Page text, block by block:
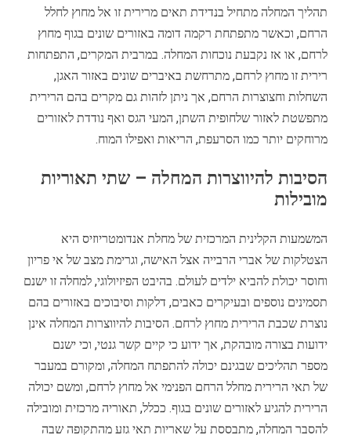
תהליך המחלה מתחיל בנדידת תאים מרירית זו אל מחוץ לחלל
הרחם, וכאשר מתפתחת רקמה דומה באזורים שונים בגוף מחוץ
לרחם, או אז נקבעת נוכחות המחלה. במרבית המקרים, התפתחות
רירית זו מחוץ לרחם, מתרחשת באיברים שונים באזור האגן,
השחלות וחצוצרות הרחם, אך ניתן לזהות גם מקרים בהם הרירית
מתפשטת לאזור שלחופית השתן, המעי הגס ואף נודדת לאזורים
מרוחקים יותר כמו הסרעפת, הריאות ואפילו המוח.
הסיבות להיווצרות המחלה – שתי תאוריות
מובילות
המשמעות הקלינית המרכזית של מחלת אנדומטריוזיס היא
הצטלקות של אברי הרבייה אצל האישה, וגרימת מצב של אי פריון
וחוסר יכולת להביא ילדים לעולם. בהיבט הפיזיולוגי, למחלה זו ישנם
תסמינים נוספים ובעיקרים כאבים, דלקות וסיבוכים באזורים בהם
נוצרת שכבת הרירית מחוץ לרחם. הסיבות להיווצרות המחלה אינן
ידועות בצורה מובהקת, אך ידוע כי קיים קשר גנטי, וכי ישנם
מספר תהליכים שבגינם יכולה להתפתח המחלה, ומקורם במעבר
של תאי הרירית מחלל הרחם הפנימי אל מחוץ לרחם, ומשם יכולה
הרירית להגיע לאזורים שונים בגוף. ככלל, תאוריה מרכזית ומובילה
להסבר המחלה, מתבססת על שאריות תאי גזע מהתקופה שבה